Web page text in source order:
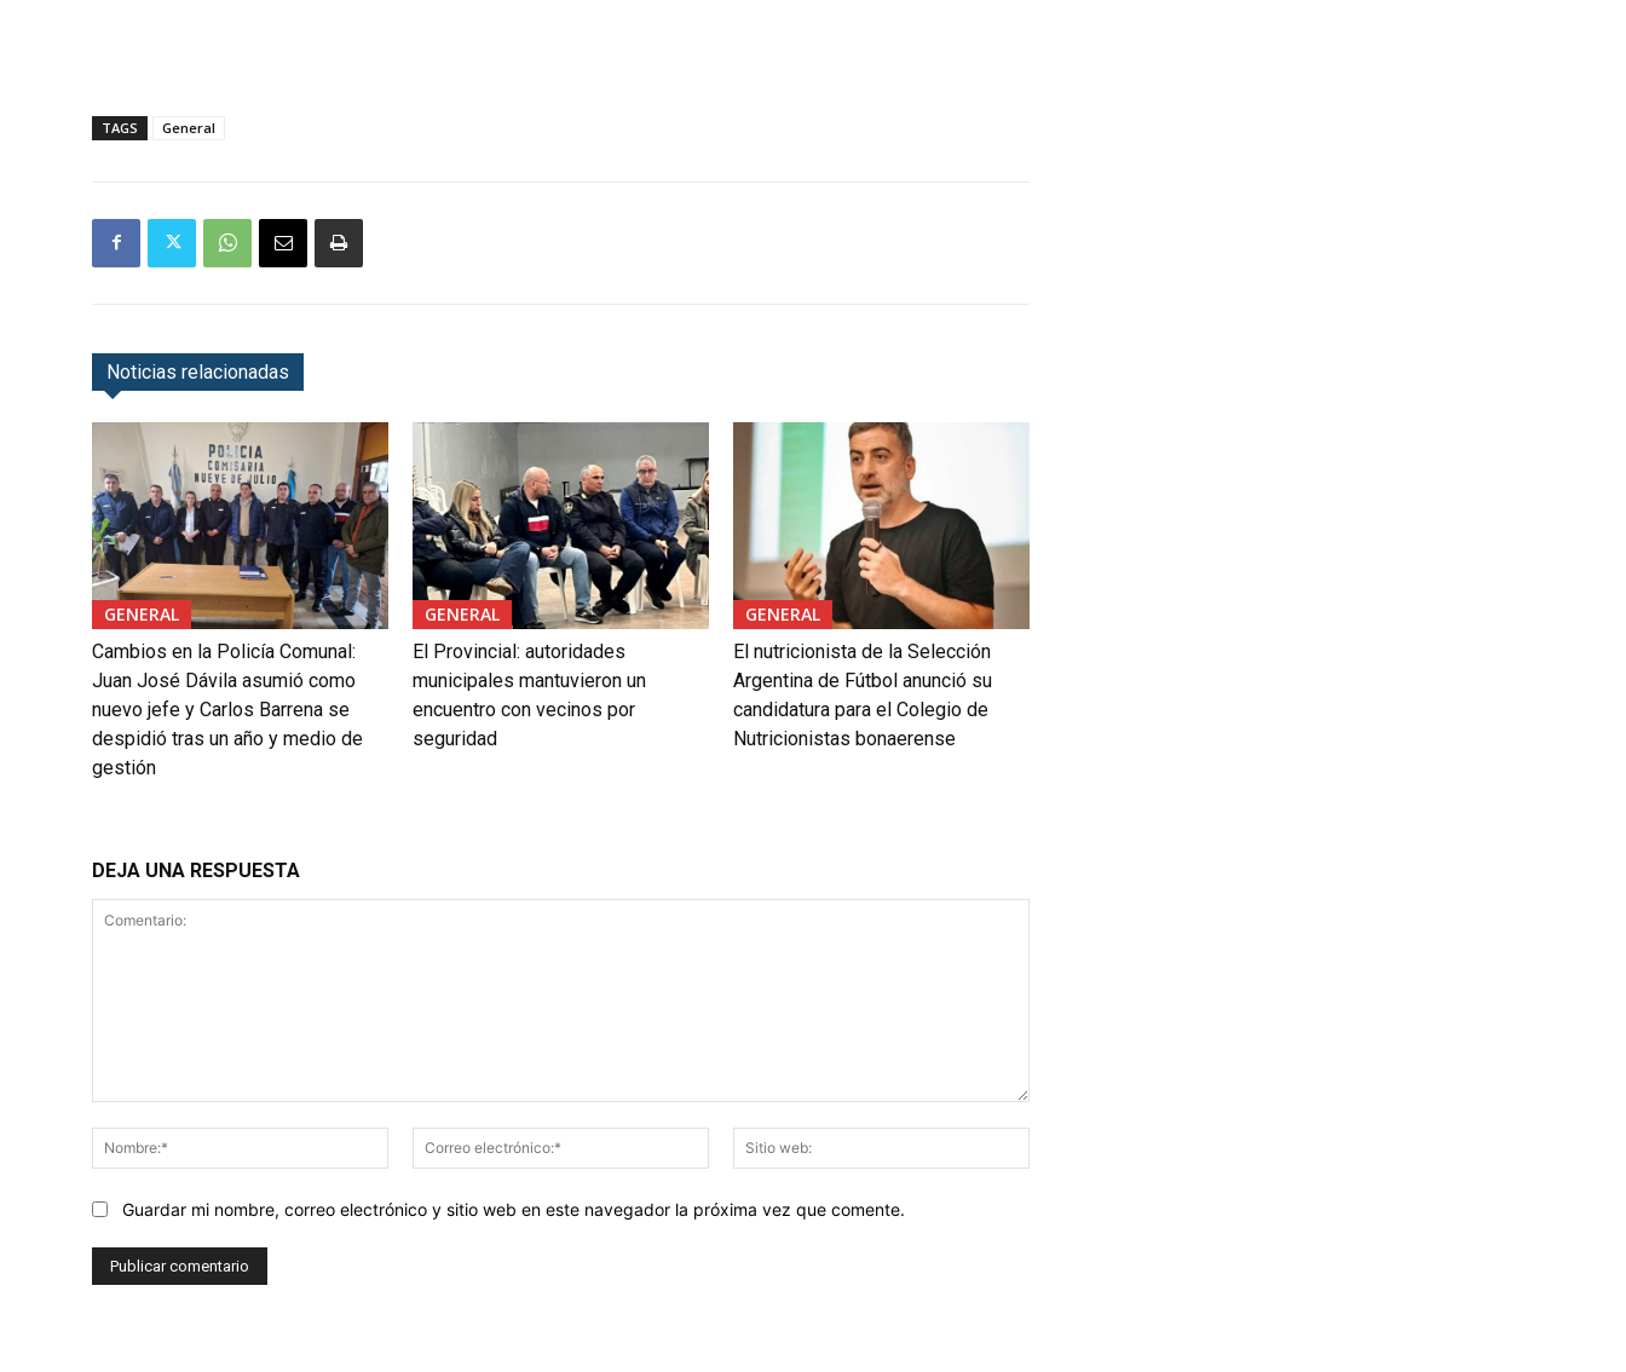
TAGS General
Noticias relacionadas
GENERAL
Cambios en la Policía Comunal:
Juan José Dávila asumió como
nuevo jefe y Carlos Barrena se
despidió tras un año y medio de
gestión
GENERAL
El Provincial: autoridades
municipales mantuvieron un
encuentro con vecinos por
seguridad
GENERAL
El nutricionista de la Selección
Argentina de Fútbol anunció su
candidatura para el Colegio de
Nutricionistas bonaerense
DEJA UNA RESPUESTA
Nombre:*
Correo
electrónico:*
web:
Guardar mi nombre, correo electrónico y sitio web en este navegador la próxima vez que comente.